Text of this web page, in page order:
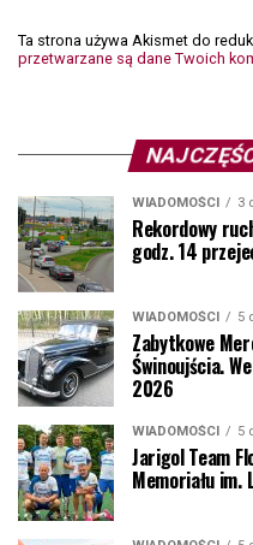
Ta strona używa Akismet do
przetwarzane są dane Twoich
WIADOMOŚCI 3
Rekordowy
godz. 14
WIADOMOŚCI 5
Zabytkowe
Świnoujścia.
2026
WIADOMOŚCI 5
Jarigol Team
Memoriału im.